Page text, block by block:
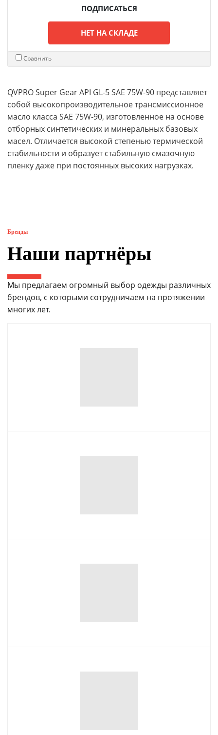
ПОДПИСАТЬСЯ
НЕТ НА СКЛАДЕ
Сравнить
QVPRO Super Gear API GL-5 SAE 75W-90 представляет
собой высокопроизводительное трансмиссионное
масло класса SAE 75W-90, изготовленное на основе
отборных синтетических и минеральных базовых
масел. Отличается высокой степенью термической
стабильности и образует стабильную смазочную
пленку даже при постоянных высоких нагрузках.
Бренды
Наши партнёры
Мы предлагаем огромный выбор одежды различных
брендов, с которыми сотрудничаем на протяжении
многих лет.